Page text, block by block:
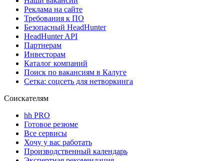
Реклама на сайте
Требования к ПО
Безопасный HeadHunter
HeadHunter API
Партнерам
Инвесторам
Каталог компаний
Поиск по вакансиям в Калуге
Сетка: соцсеть для нетворкинга
Соискателям
hh PRO
Готовое резюме
Все сервисы
Хочу у вас работать
Производственный календарь